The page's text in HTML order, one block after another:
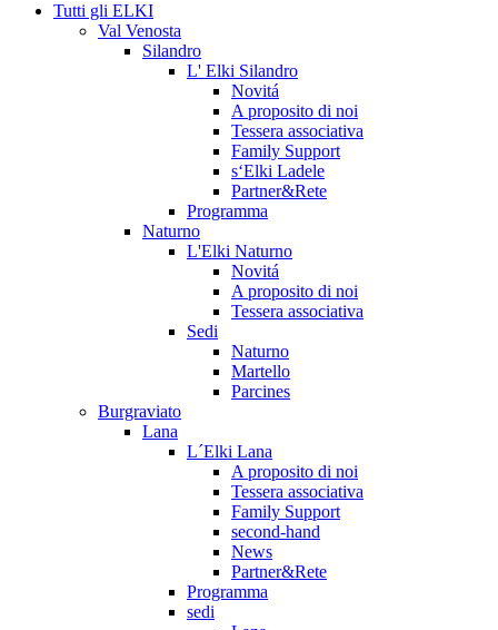
Tutti gli ELKI
Val Venosta
Silandro
L' Elki Silandro
Novitá
A proposito di noi
Tessera associativa
Family Support
s‘Elki Ladele
Partner&Rete
Programma
Naturno
L'Elki Naturno
Novitá
A proposito di noi
Tessera associativa
Sedi
Naturno
Martello
Parcines
Burgraviato
Lana
L´Elki Lana
A proposito di noi
Tessera associativa
Family Support
second-hand
News
Partner&Rete
Programma
sedi